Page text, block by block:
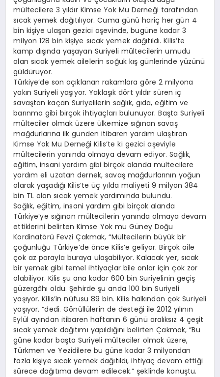
mültecilere 3 yıldır Kimse Yok Mu Derneği tarafından
sıcak yemek dağıtılıyor. Cuma günü hariç her gün 4
bin kişiye ulaşan gezici aşevinde, bugüne kadar 3
milyon 128 bin kişiye sıcak yemek dağıtıldı. Kilis’te
kamp dışında yaşayan Suriyeli mültecilerin umudu
olan sıcak yemek ailelerin soğuk kış günlerinde yüzünü
güldürüyor.
Türkiye’de son açıklanan rakamlara göre 2 milyona
yakın Suriyeli yaşıyor. Yaklaşık dört yıldır süren iç
savaştan kaçan Suriyelilerin sağlık, gıda, eğitim ve
barınma gibi birçok ihtiyaçları bulunuyor. Başta Suriyeli
mülteciler olmak üzere ülkemize sığınan savaş
mağdurlarına ilk günden itibaren yardım ulaştıran
Kimse Yok Mu Derneği Kilis’te ki gezici aşeviyle
mültecilerin yanında olmaya devam ediyor. Sağlık,
eğitim, insani yardım gibi birçok alanda mültecilere
yardım eli uzatan dernek, savaş mağdurlarının yoğun
olarak yaşadığı Kilis’te üç yılda maliyeti 9 milyon 384
bin TL olan sıcak yemek yardımında bulundu.
Sağlık, eğitim, insani yardım gibi birçok alanda
Türkiye’ye sığınan mültecilerin yanında olmaya devam
ettiklerini belirten Kimse Yok mu Güney Doğu
Kordinatörü Fevzi Çakmak, “Mültecilerin büyük bir
çoğunluğu Türkiye’de önce Kilis’e geliyor. Birçok aile
çok az parayla buraya ulaşabiliyor. Kalacak yer, sıcak
bir yemek gibi temel ihtiyaçlar bile onlar için çok zor
olabiliyor. Kilis şu ana kadar 600 bin Suriyelinin geçiş
güzergâhı oldu. Şehirde şu anda 100 bin Suriyeli
yaşıyor. Kilis’in nüfusu 89 bin. Kilis halkından çok Suriyeli
yaşıyor. “dedi. Gönüllülerin de desteği ile 2012 yılının
Eylül ayından itibaren haftanın 6 günü aralıksız 4 çeşit
sıcak yemek dağıtımı yapıldığını belirten Çakmak, “Bu
güne kadar başta Suriyeli mülteciler olmak üzere,
Türkmen ve Yezidilere bu güne kadar 3 milyondan
fazla kişiye sıcak yemek dağıtıldı, ihtiyaç devam ettiği
sürece dağıtıma devam edilecek.” şeklinde konuştu.